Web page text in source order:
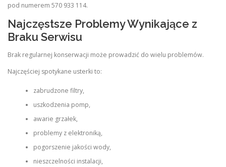
pod numerem 570 933 114.
Najczęstsze Problemy Wynikające z
Braku Serwisu
Brak regularnej konserwacji może prowadzić do wielu problemów.
Najczęściej spotykane usterki to:
zabrudzone filtry,
uszkodzenia pomp,
awarie grzałek,
problemy z elektroniką,
pogorszenie jakości wody,
nieszczelności instalacji,